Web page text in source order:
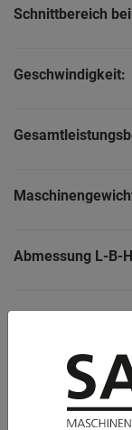
Schnittbereich
Geschwindigkeit:
Abmessung L-B-
Ausstattung /